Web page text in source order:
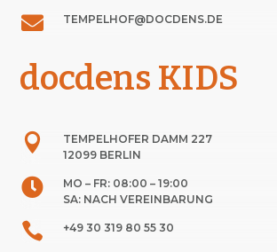
 TEMPELHOF@DOCDENS.DE
docdens KIDS

TEMPELHOFER DAMM 227
12099 BERLIN

MO – FR: 08:00 – 19:00
SA: NACH VEREINBARUNG
 +49 30 319 80 55 30